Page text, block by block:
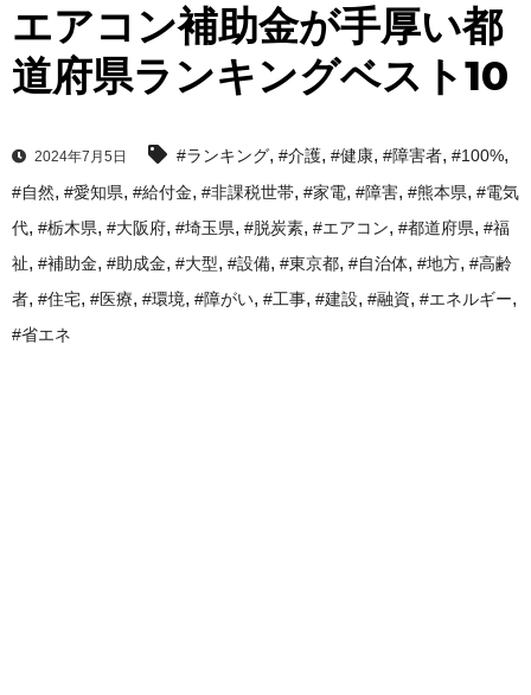
エアコン補助金が手厚い都
道府県ランキングベスト10
2024年7月5日 #ランキング, #介護, #健康, #障害者, #100%,
#自然, #愛知県, #給付金, #非課税世帯, #家電, #障害, #熊本県, #電気
代, #栃木県, #大阪府, #埼玉県, #脱炭素, #エアコン, #都道府県, #福
祉, #補助金, #助成金, #大型, #設備, #東京都, #自治体, #地方, #高齢
者, #住宅, #医療, #環境, #障がい, #工事, #建設, #融資, #エネルギー,
#省エネ